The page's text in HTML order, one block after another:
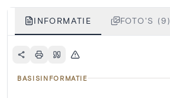
INFORMATIE FOTO'S (9)
BASISINFORMATIE